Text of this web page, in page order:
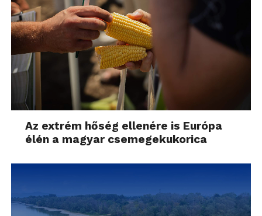
Az extrém hőség ellenére is Európa
élén a magyar csemegekukorica